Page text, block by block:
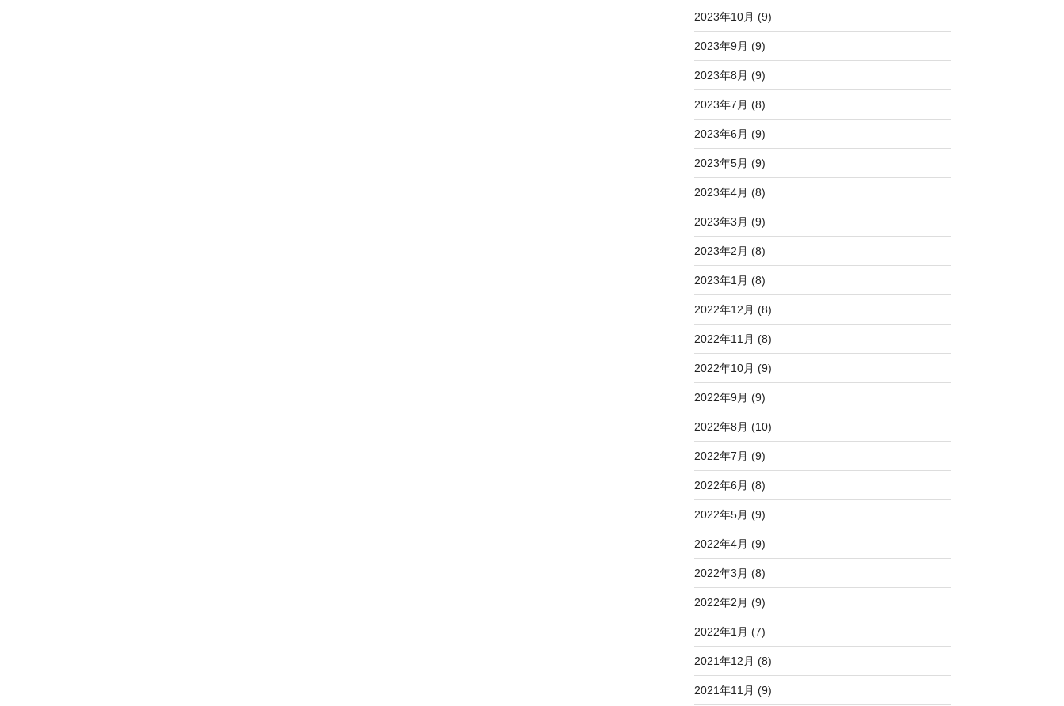
2023年10月 (9)
2023年9月 (9)
2023年8月 (9)
2023年7月 (8)
2023年6月 (9)
2023年5月 (9)
2023年4月 (8)
2023年3月 (9)
2023年2月 (8)
2023年1月 (8)
2022年12月 (8)
2022年11月 (8)
2022年10月 (9)
2022年9月 (9)
2022年8月 (10)
2022年7月 (9)
2022年6月 (8)
2022年5月 (9)
2022年4月 (9)
2022年3月 (8)
2022年2月 (9)
2022年1月 (7)
2021年12月 (8)
2021年11月 (9)